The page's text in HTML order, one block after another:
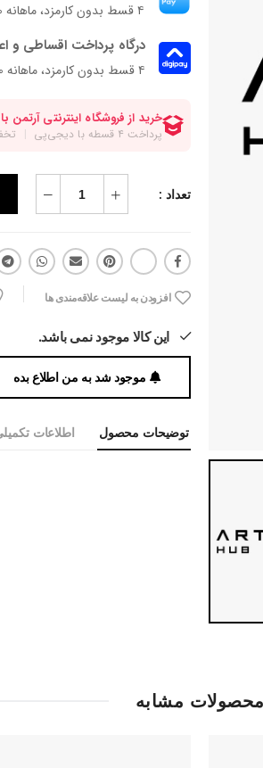
۴ قسط بدون کارمزد، ماهانه ۸۲٬۲۵۰ تومان
درگاه پرداخت اقساطی و
۴ قسط بدون کارمزد، ماهانه 82,250 تومان
تعداد :
افزودن به لیست علاقه‌مندی ها
این کالا موجود نمی باشد.
موجود شد به من اطلاع بده
توضیحات محصول اطلاعات
محصولات مشابه